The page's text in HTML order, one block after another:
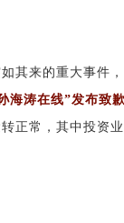
其来的重大事件
海涛在线”发布致
正常，其中投资